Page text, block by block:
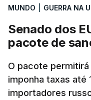
MUNDO GUERRA NA
Senado dos
pacote de
O pacote
imponha taxas até
importadores